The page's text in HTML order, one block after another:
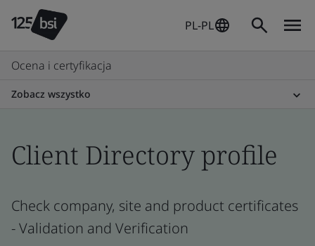
PL-PL
Ocena i certyfikacja
Zobacz wszystko
Client Directory profile
Check company, site and product certificates
- Validation and Verification